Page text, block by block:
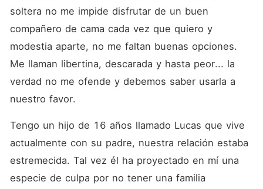
negarse a sí misma lo que
siente y desmoralizar la
pose de nuevo dueño,
Benicio lucha para romper
las barreras emocionales y
feministas de ella, domando
la fiera en la cama, del modo
que solo él sabe.
soltera no me impide disfrutar de un buen
compañero de cama cada vez que quiero y
modestia aparte, no me faltan buenas opciones.
Me llaman libertina, descarada y hasta peor... la
verdad no me ofende y debemos saber usarla a
nuestro favor.
Tengo un hijo de 16 años llamado Lucas que vive
actualmente con su padre, nuestra relación estaba
estremecida. Tal vez él ha proyectado en mí una
especie de culpa por no tener una familia